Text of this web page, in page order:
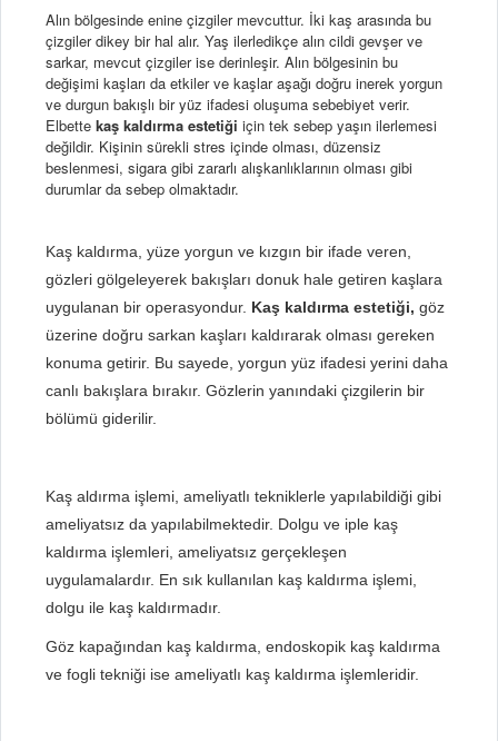
Alın bölgesinde enine çizgiler mevcuttur. İki kaş arasında bu
çizgiler dikey bir hal alır. Yaş ilerledikçe alın cildi gevşer ve
sarkar, mevcut çizgiler ise derinleşir. Alın bölgesinin bu
değişimi kaşları da etkiler ve kaşlar aşağı doğru inerek yorgun
ve durgun bakışlı bir yüz ifadesi oluşuma sebebiyet verir.
Elbette kaş kaldırma estetiği için tek sebep yaşın ilerlemesi
değildir. Kişinin sürekli stres içinde olması, düzensiz
beslenmesi, sigara gibi zararlı alışkanlıklarının olması gibi
durumlar da sebep olmaktadır.
Kaş kaldırma, yüze yorgun ve kızgın bir ifade veren,
gözleri gölgeleyerek bakışları donuk hale getiren kaşlara
uygulanan bir operasyondur. Kaş kaldırma estetiği, göz
üzerine doğru sarkan kaşları kaldırarak olması gereken
konuma getirir. Bu sayede, yorgun yüz ifadesi yerini daha
canlı bakışlara bırakır. Gözlerin yanındaki çizgilerin bir
bölümü giderilir.
Kaş aldırma işlemi, ameliyatlı tekniklerle yapılabildiği gibi
ameliyatsız da yapılabilmektedir. Dolgu ve iple kaş
kaldırma işlemleri, ameliyatsız gerçekleşen
uygulamalardır. En sık kullanılan kaş kaldırma işlemi,
dolgu ile kaş kaldırmadır.
Göz kapağından kaş kaldırma, endoskopik kaş kaldırma
ve fogli tekniği ise ameliyatlı kaş kaldırma işlemleridir.